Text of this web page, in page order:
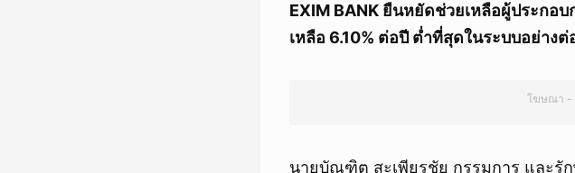
EXIM BANK ยืนหยัดช่วยเหลือผู้ประกอ
เหลือ 6.10% ต่อปี ต่ำที่สุดในระบบอย่าง
โฆษณา -
นายบัณฑิต สะเพียรชัย กรรมการ และรั